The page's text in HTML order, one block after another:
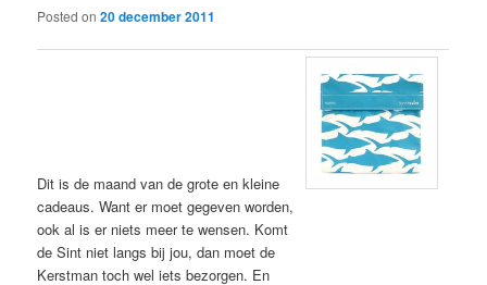
Posted on20 december 2011
Dit is de maand van de grote en kleine
cadeaus. Want er moet gegeven worden,
ook al is er niets meer te wensen. Komt
de Sint niet langs bij jou, dan moet de
Kerstman toch wel iets bezorgen. En